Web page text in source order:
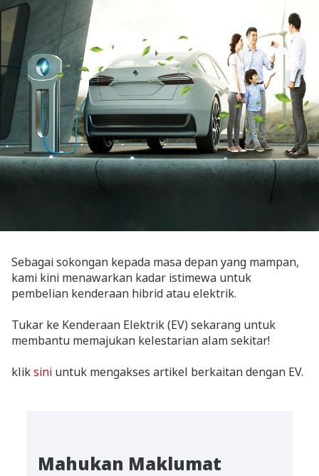
Sebagai sokongan kepada masa depan yang mampan,
kami kini menawarkan kadar istimewa untuk
pembelian kenderaan hibrid atau elektrik.
Tukar ke Kenderaan Elektrik (EV) sekarang untuk
membantu memajukan kelestarian alam sekitar!
kliksini untuk mengakses artikel berkaitan dengan EV.
Mahukan Maklumat